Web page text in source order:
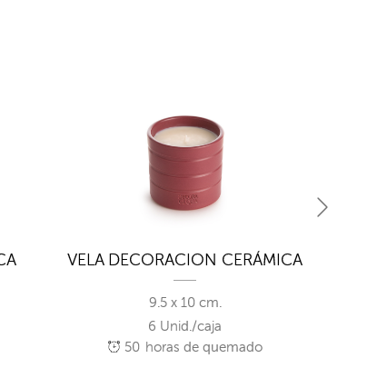
VELA DECORACION CERÁMICA
9.5 x 10 cm.
6 Unid./caja
50 horas de quemado